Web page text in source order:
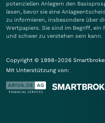
potenziellen Anlegern den
lesen, bevor sie eine
zu informieren, insbesondere über
Wertpapiers. Sie sind im Begriff,
und schwer zu verstehen sein kann.
Copyright © 1998-2026
Mit Unterstützung von: